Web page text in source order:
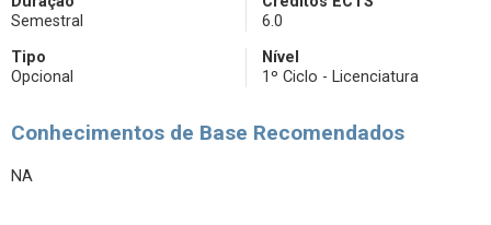
Semestral
6.0
Tipo
Opcional
Nível
1º Ciclo - Licenciatura
Conhecimentos de Base Recomendados
NA